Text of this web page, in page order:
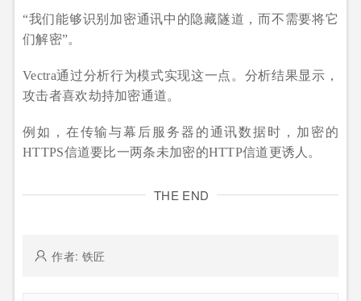
“我们能够识别加密通讯中的隐藏隧道，而不需要将它
们解密”。
Vectra通过分析行为模式实现这一点。分析结果显示，
攻击者喜欢劫持加密通道。
例如，在传输与幕后服务器的通讯数据时，加密的
HTTPS信道要比一两条未加密的HTTP信道更诱人。
THE END
作者: 铁匠